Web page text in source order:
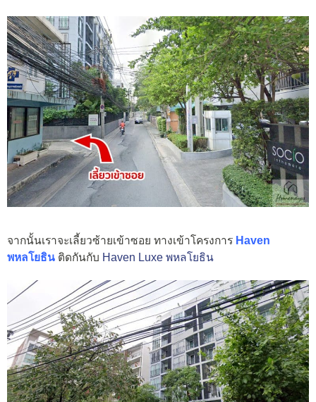
จากนั้นเราจะเลี้ยวซ้ายเข้าซอย ทางเข้าโครงการ Haven
พหลโยธิน ติดกันกับ Haven Luxe พหลโยธิน